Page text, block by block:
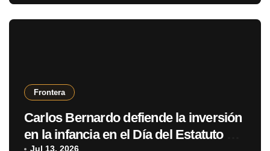
Frontera
Carlos Bernardo defiende la inversión
en la infancia en el Día del Estatuto del
Jul 13, 2026